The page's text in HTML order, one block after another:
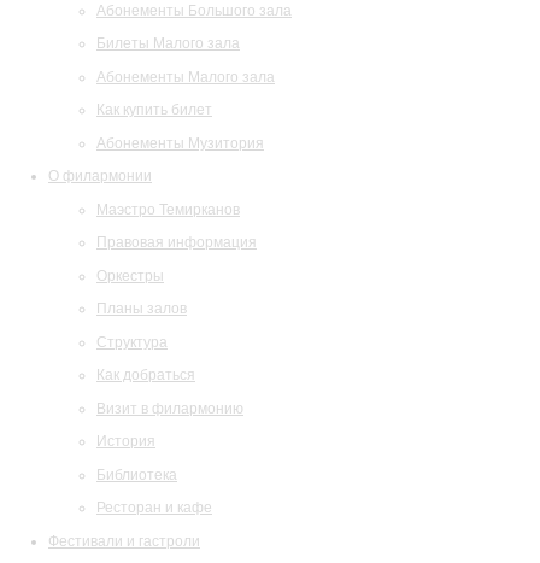
Абонементы Большого зала
Билеты Малого зала
Абонементы Малого зала
Как купить билет
Абонементы Музитория
О филармонии
Маэстро Темирканов
Правовая информация
Оркестры
Планы залов
Структура
Как добраться
Визит в филармонию
История
Библиотека
Ресторан и кафе
Фестивали и гастроли